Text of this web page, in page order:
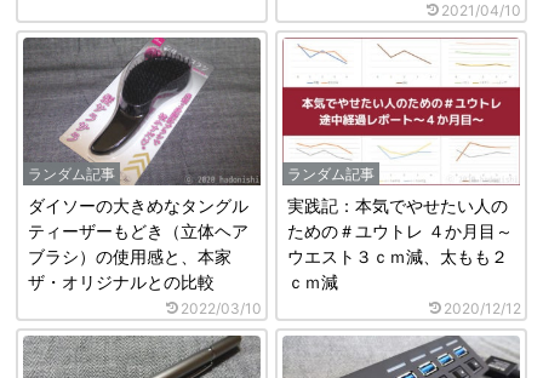
2021/04/10
ランダム記事
ダイソーの大きめなタングル
ティーザーもどき（立体ヘア
ブラシ）の使用感と、本家
ザ・オリジナルとの比較
2022/03/10
ランダム記事
実践記：本気でやせたい人の
ための＃ユウトレ ４か月目～
ウエスト３ｃｍ減、太もも２
ｃｍ減
2020/12/12